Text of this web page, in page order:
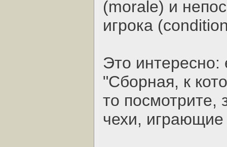
(morale) и
игрока
Это
"Сборная, к
то посмотрите,
чехи, играющие